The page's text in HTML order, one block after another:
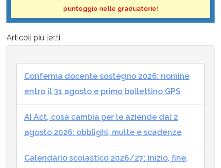
punteggio nelle graduatorie!
Articoli più letti
Conferma docente sostegno 2026: nomine
entro il 31 agosto e primo bollettino GPS
AI Act, cosa cambia per le aziende dal 2
agosto 2026: obblighi, multe e scadenze
Calendario scolastico 2026/27: inizio, fine,